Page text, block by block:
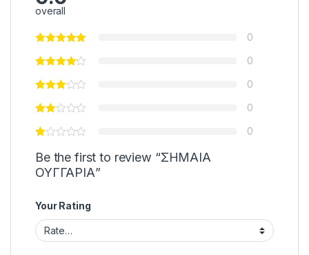
overall
0
0
0
0
0
Be the first to review “ΣΗΜΑΙΑ
ΟΥΓΓΑΡΙΑ”
Your Rating